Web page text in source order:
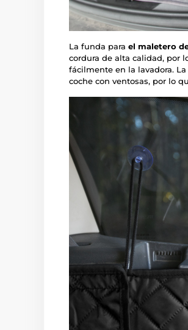
La funda para el maletero
cordura de alta calidad, por
fácilmente en la lavadora.
coche con ventosas, por lo